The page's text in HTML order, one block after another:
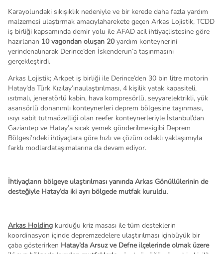
Karayolundaki sıkışıklık nedeniyle ve bir kerede daha fazla yardım
malzemesi ulaştırmak amacıylaharekete geçen Arkas Lojistik, TCDD
iş birliği kapsamında demir yolu ile AFAD acil ihtiyaçlistesine göre
hazırlanan 10 vagondan oluşan 20yardım konteynerini
yerindenalınarak Derince’den İskenderun’a taşınmasını
gerçekleştirdi.
Arkas Lojistik; Arkpet iş birliği ile Derince’den 30 bin litre motorin
Hatay’da Türk Kızılay’ınaulaştırılması, 4 kişilik yatak kapasiteli,
ısıtmalı, jeneratörlü kabin, hava kompresörlü, seyyarelektrikli, yük
asansörlü donanımlı konteynerleri deprem bölgesine taşınması,
ısıyı sabit tutmaözelliği olan reefer konteynerleriyle İstanbul’dan
Gaziantep ve Hatay’a sıcak yemek gönderilmesigibi Deprem
Bölgesi’ndeki ihtiyaçlara göre hızlı ve çözüm odaklı yaklaşımıyla
farklı modlardataşımalarına da devam ediyor.
İhtiyaçların bölgeye ulaştırılması yanında Arkas Gönüllülerinin de
desteğiyle Hatay’da iki ayrı bölgede mutfak kuruldu.
Arkas Holding kurduğu kriz masası ile tüm desteklerin
koordinasyon içinde depremzedelere ulaştırılması içinbüyük bir
çaba gösterirken Hatay’da Arsuz ve Defne ilçelerinde olmak üzere